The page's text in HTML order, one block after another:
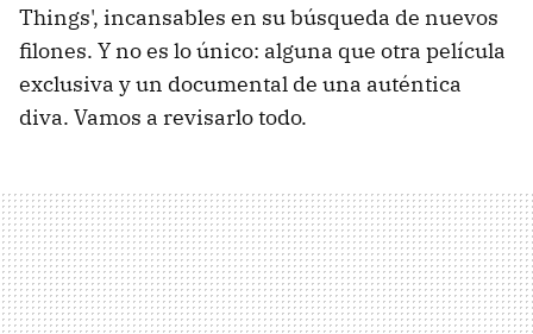
Things', incansables en su búsqueda de nuevos
filones. Y no es lo único: alguna que otra película
exclusiva y un documental de una auténtica
diva. Vamos a revisarlo todo.